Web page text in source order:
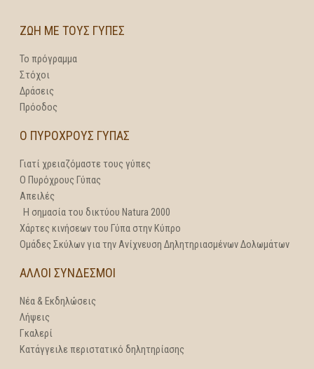
ΖΩΗ ΜΕ ΤΟΥΣ ΓΥΠΕΣ
Το πρόγραμμα
Στόχοι
Δράσεις
Πρόοδος
Ο ΠΥΡΟΧΡΟΥΣ ΓΥΠΑΣ
Γιατί χρειαζόμαστε τους γύπες
Ο Πυρόχρους Γύπας
Απειλές
Η σημασία του δικτύου Natura 2000
Χάρτες κινήσεων του Γύπα στην Κύπρο
Ομάδες Σκύλων για την Ανίχνευση Δηλητηριασμένων Δολωμάτων
ΑΛΛΟΙ ΣΥΝΔΕΣΜΟΙ
Νέα & Εκδηλώσεις
Λήψεις
Γκαλερί
Κατάγγειλε περιστατικό δηλητηρίασης